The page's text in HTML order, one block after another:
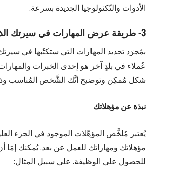
الأدوات والتّكنولوجيا الجديدة بسرعة.
3- طريقة عرض المهارات في سيرتك الذاتية
بمُجرَد تحديد المهارات التي ستكتُبها في
عُملاء في بلدٍ آخر هو إحدى الخبرات
شكل مُمكِن وتوضيح أنَّك الشَّخص المُناسب
نبذة عن مؤهلاتك
يُعتبر مُلخَّص المؤهّلات الموجود في الجزء
مؤهلاتك ومهاراتك للعمل عن بعد. يُمكنك
للحصول على الوظيفة. على سبيل المثال: